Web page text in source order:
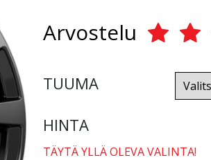
Arvostelu
TUUMA
HINTA
TÄYTÄ YLLÄ OLEVA VALINTA!